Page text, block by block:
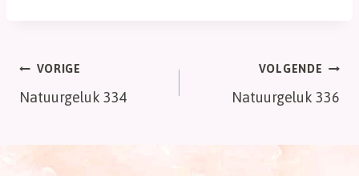
Bericht
navigatie
VORIGE
Natuurgeluk 334
VOLGENDE
Natuurgeluk 336